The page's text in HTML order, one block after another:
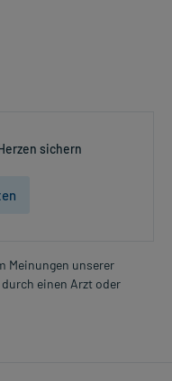
sichern
Meinungen unserer
einen Arzt oder